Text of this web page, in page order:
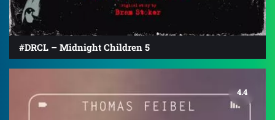
#DRCL – Midnight Children 5
4.4